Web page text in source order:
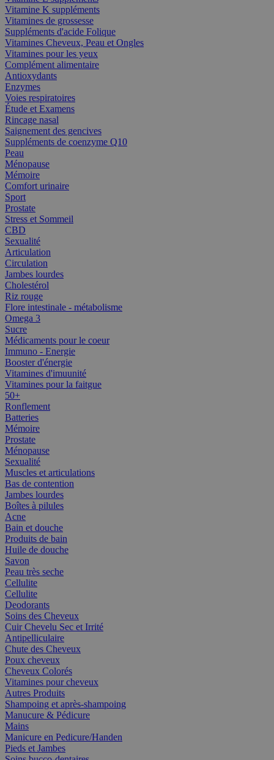
Vitamine K suppléments
Vitamines de grossesse
Suppléments d'acide Folique
Vitamines Cheveux, Peau et Ongles
Vitamines pour les yeux
Complément alimentaire
Antioxydants
Enzymes
Voies respiratoires
Étude et Examens
Rincage nasal
Saignement des gencives
Suppléments de coenzyme Q10
Peau
Ménopause
Mémoire
Comfort urinaire
Sport
Prostate
Stress et Sommeil
CBD
Sexualité
Articulation
Circulation
Jambes lourdes
Cholestérol
Riz rouge
Flore intestinale - métabolisme
Omega 3
Sucre
Médicaments pour le coeur
Immuno - Energie
Booster d'énergie
Vitamines d'imuunité
Vitamines pour la faitgue
50+
Ronflement
Batteries
Mémoire
Prostate
Ménopause
Sexualité
Muscles et articulations
Bas de contention
Jambes lourdes
Boîtes à pilules
Acne
Bain et douche
Produits de bain
Huile de douche
Savon
Peau très seche
Cellulite
Cellulite
Deodorants
Soins des Cheveux
Cuir Chevelu Sec et Irrité
Antipelliculaire
Chute des Cheveux
Poux cheveux
Cheveux Colorés
Vitamines pour cheveux
Autres Produits
Shampoing et après-shampoing
Manucure & Pédicure
Mains
Manicure en Pedicure/Handen
Pieds et Jambes